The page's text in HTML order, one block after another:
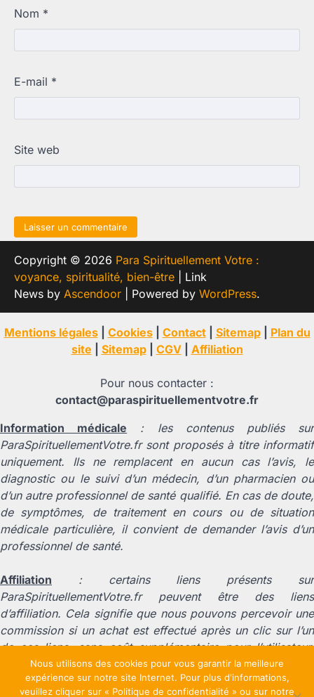
Nom *
E-mail *
Site web
Copyright © 2026 Para Spirituellement Votre :
voyance, spiritualité, bien-être | Link
News by Ascendoor | Powered by WordPress.
Mentions légales| Cookies| Contact| Sitemap| Plan du
site
Sitemap| CGV| Affiliation
Pour nous contacter :
contact@paraspirituellementvotre.fr
Information médicale : les contenus publiés sur
ParaSpirituellementVotre.fr sont proposés à titre informatif
uniquement. Ils ne remplacent en aucun cas l’avis, le
diagnostic ou le suivi d’un médecin, d’un pharmacien ou
d’un autre professionnel de santé qualifié. En cas de doute,
de symptômes, de traitement en cours ou de situation
médicale particulière, il convient de demander l’avis d’un
professionnel de santé.
Affiliation : certains liens présents sur
ParaSpirituellementVotre.fr peuvent être des liens
d’affiliation. Cela signifie que nous pouvons percevoir une
commission si un achat est effectué après un clic sur l’un
de ces liens, sans coût supplémentaire pour l’utilisateur.
Cette rémunération contribue au fonctionnement du site et
à la production de nouveaux contenus.
Nous utilisons des cookies pour vous garantir la meilleure
expérience sur notre site Internet. Pour plus d'informations,
veuillez cliquer sur « Politique de confidentialité » ou sur notre